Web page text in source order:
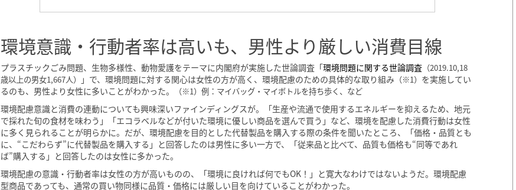
環境意識・行動者率は高いも、男性より厳しい消費目線
プラスチックごみ問題、生物多様性、動物愛護をテーマに内閣府が実施した世論調査「環境問題に関する世論調査 （2019.10,18
歳以上の男女1,667人）
」で、環境問題に対する関心は女性の方が高く、環境配慮のための具体的な取り組み （※1） を実施してい
るのも、男性より女性に多いことがわかった。
（※1）例：マイバッグ・マイボトルを持ち歩く、など
環境配慮意識と消費の連動についても興味深いファインディングスが。「生産や流通で使用するエネルギーを抑えるため、地元
で採れた旬の食材を味わう」「エコラベルなどが付いた環境に優しい商品を選んで買う」など、環境を配慮した消費行動は女性
に多く見られることが明らかに。だが、環境配慮を目的とした代替製品を購入する際の条件を聞いたところ、「価格・品質とも
に、“こだわらず”に代替製品を購入する」と回答したのは男性に多い一方で、「従来品と比べて、品質も価格も“同等であれ
ば”購入する」と回答したのは女性に多かった。
環境配慮の意識・行動者率は女性の方が高いものの、「環境に良ければ何でもOK！」と寛大なわけではないようだ。環境配慮
型商品であっても、通常の買い物同様に品質・価格には厳しい目を向けていることがわかった。